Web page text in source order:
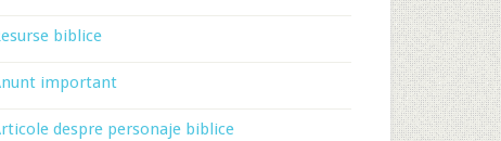
biblice
important
despre personaje biblice